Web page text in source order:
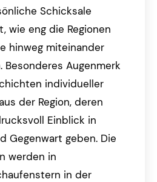
Schicksale
wie eng die Regionen
hinweg miteinander
Besonderes Augenmerk
individueller
der Region, deren
Einblick in
Gegenwart geben. Die
werden in
in der